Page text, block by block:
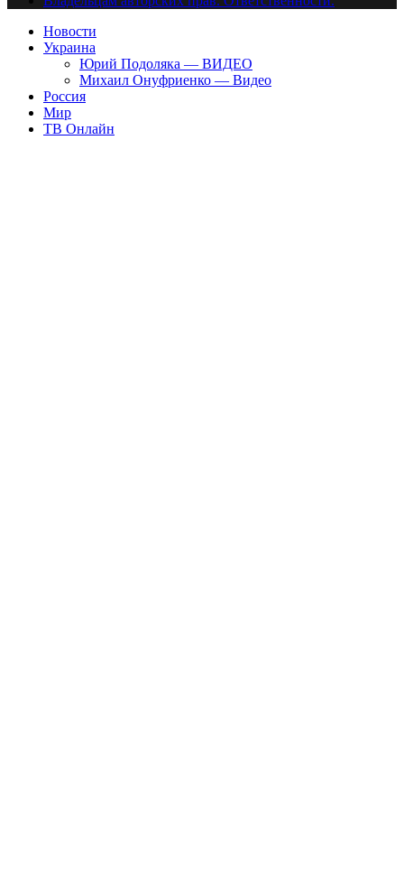
Новости
Украина
Юрий Подоляка — ВИДЕО
Михаил Онуфриенко — Видео
Россия
Мир
ТВ Онлайн